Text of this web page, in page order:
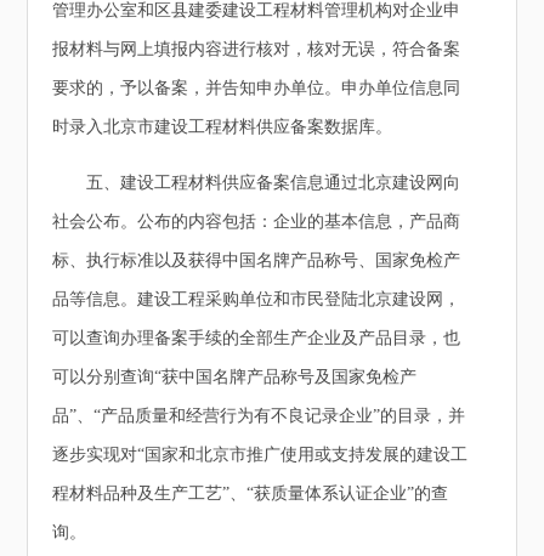
管理办公室和区县建委建设工程材料管理机构对企业申
报材料与网上填报内容进行核对，核对无误，符合备案
要求的，予以备案，并告知申办单位。申办单位信息同
时录入北京市建设工程材料供应备案数据库。
五、建设工程材料供应备案信息通过北京建设网向
社会公布。公布的内容包括：企业的基本信息，产品商
标、执行标准以及获得中国名牌产品称号、国家免检产
品等信息。建设工程采购单位和市民登陆北京建设网，
可以查询办理备案手续的全部生产企业及产品目录，也
可以分别查询“获中国名牌产品称号及国家免检产
品”、“产品质量和经营行为有不良记录企业”的目录，并
逐步实现对“国家和北京市推广使用或支持发展的建设工
程材料品种及生产工艺”、“获质量体系认证企业”的查
询。